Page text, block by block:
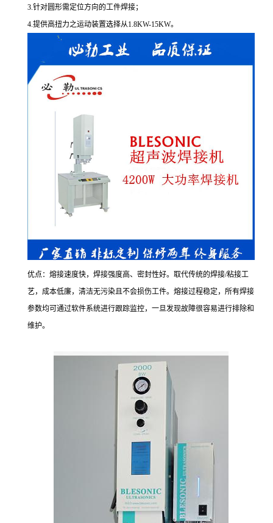
3.针对圆形需定位方向的工件焊接；
4.提供高扭力之运动装置选择从1.8KW-15KW。
优点：熔接速度快，焊接强度高、密封性好。取代传统的焊接/粘接工
艺，成本低廉，清洁无污染且不会损伤工件。熔接过程稳定，所有焊接
参数均可通过软件系统进行跟踪监控，一旦发现故障很容易进行排除和
维护。